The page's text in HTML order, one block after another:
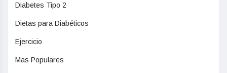
Diabetes Tipo 2
Dietas para Diabéticos
Ejercicio
Mas Populares